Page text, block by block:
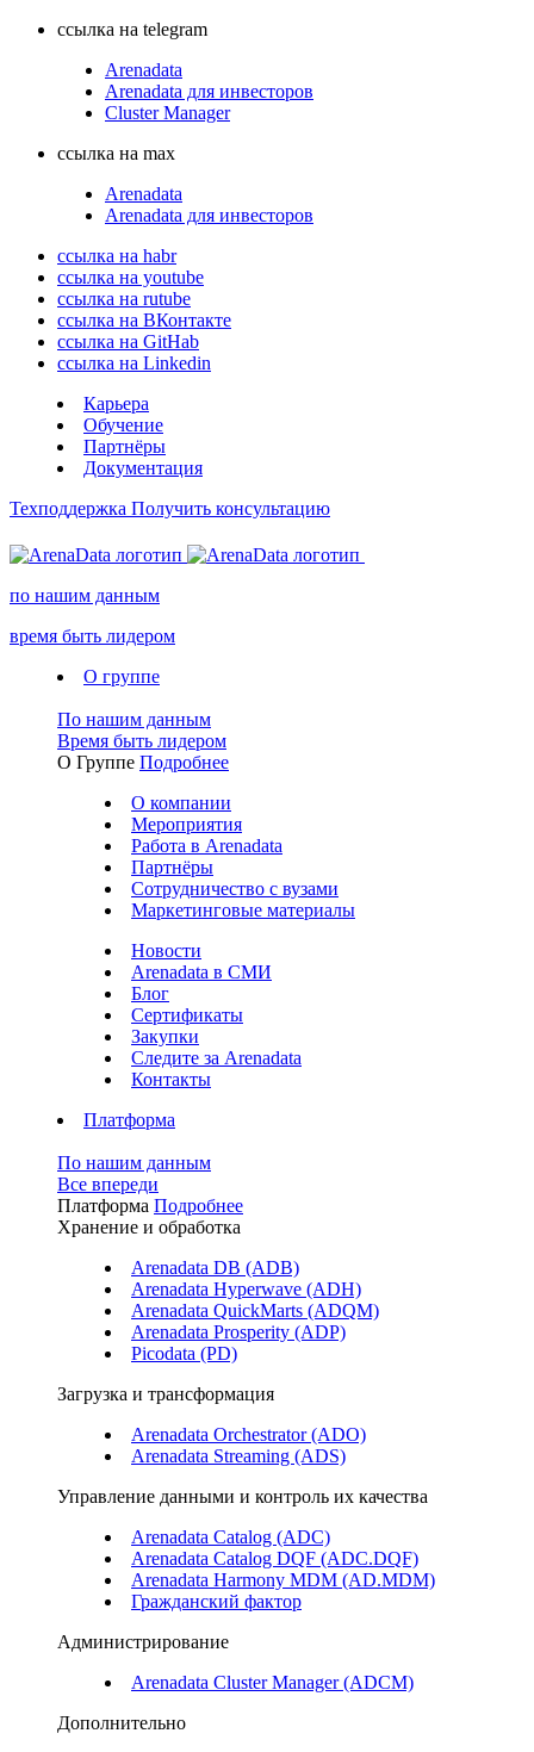
ссылка на telegram
Arenadata
Arenadata для инвесторов
Cluster Manager
ссылка на max
Arenadata
Arenadata для инвесторов
ссылка на habr
ссылка на youtube
ссылка на rutube
ссылка на ВКонтакте
ссылка на GitHab
ссылка на Linkedin
Карьера
Обучение
Партнёры
Документация
Техподдержка Получить консультацию
по нашим данным
время быть лидером
О группе
По нашим данным
Время быть лидером
О Группе Подробнее
О компании
Мероприятия
Работа в Arenadata
Партнёры
Сотрудничество с вузами
Маркетинговые материалы
Новости
Arenadata в СМИ
Блог
Сертификаты
Закупки
Следите за Аrenadata
Контакты
Платформа
По нашим данным
Все впереди
Платформа Подробнее
Хранение и обработка
Arenadata DB (ADB)
Arenadata Hyperwave (ADH)
Arenadata QuickMarts (ADQM)
Arenadata Prosperity (ADP)
Picodata (PD)
Загрузка и трансформация
Arenadata Orchestrator (ADO)
Arenadata Streaming (ADS)
Управление данными и контроль их качества
Arenadata Catalog (ADC)
Arenadata Catalog DQF (ADС.DQF)
Arenadata Harmony MDM (AD.MDM)
Гражданский фактор
Администрирование
Arenadata Cluster Manager (ADCM)
Дополнительно